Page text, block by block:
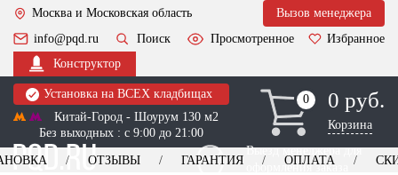
Москва и Московская область
Вызов менеджера
info@pqd.ru
Поиск Просмотренное
Избранное
Конструктор
Установка на ВСЕХ кладбищах
Китай-Город - Шоурум 130 м2
Без выходных : с 9:00 до 21:00
0
0 0 руб.
Корзина
Выезд менеджера для
оформления заказа
ОТЗЫВЫ ГАРАНТИЯ ОПЛАТА